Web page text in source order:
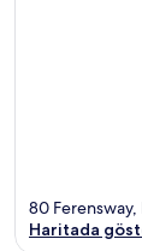
80
Haritada